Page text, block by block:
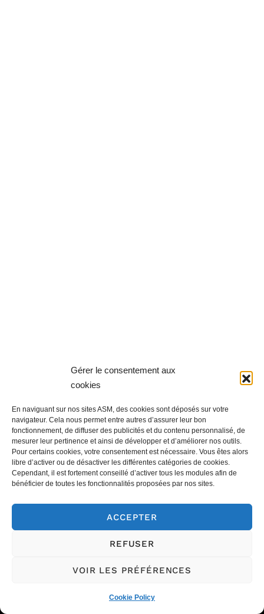
Gérer le consentement aux
cookies
En naviguant sur nos sites ASM, des cookies sont déposés sur votre
navigateur. Cela nous permet entre autres d’assurer leur bon
fonctionnement, de diffuser des publicités et du contenu personnalisé, de
mesurer leur pertinence et ainsi de développer et d’améliorer nos outils.
Pour certains cookies, votre consentement est nécessaire. Vous êtes alors
libre d’activer ou de désactiver les différentes catégories de cookies.
Cependant, il est fortement conseillé d’activer tous les modules afin de
bénéficier de toutes les fonctionnalités proposées par nos sites.
ACCEPTER
REFUSER
VOIR LES PRÉFÉRENCES
Cookie Policy
Appeler l'agence